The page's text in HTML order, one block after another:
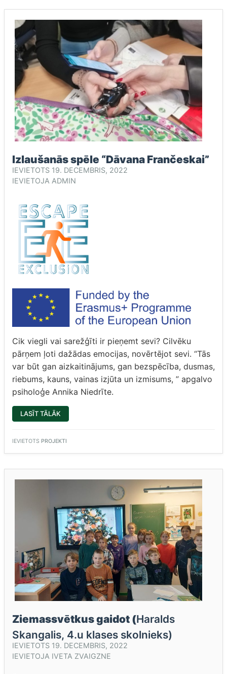
Izlaušanās spēle “Dāvana Frančeskai”
IEVIETOTS 19. DECEMBRIS, 2022
IEVIETOJA ADMIN
Cik viegli vai sarežģīti ir pieņemt sevi? Cilvēku
pārņem ļoti dažādas emocijas, novērtējot sevi. “Tās
var būt gan aizkaitinājums, gan bezspēcība, dusmas,
riebums, kauns, vainas izjūta un izmisums, ” apgalvo
psiholoģe Annika Niedrīte.
LASĪT TĀLĀK
SPĒLE
IEVIETOTS PROJEKTI
Ziemassvētkus gaidot (Haralds
Skangalis, 4.u klases skolnieks)
IEVIETOTS 19. DECEMBRIS, 2022
IEVIETOJA IVETA ZVAIGZNE